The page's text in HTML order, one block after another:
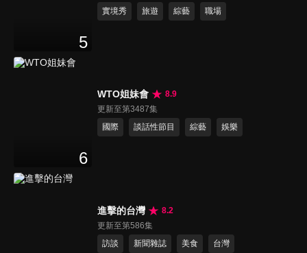
5
實境秀
旅遊 綜藝 職場
6
WTO姐妹會
8.9
更新至第3487集
國際
談話性節目 綜藝 娛樂
進擊的台灣
8.2
更新至第586集
訪談
新聞雜誌 美食 台灣